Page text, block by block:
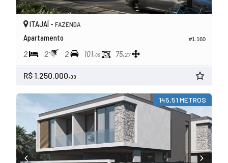
#1.160
ITAJAÍ - FAZENDA
Apartamento
2 2 2 101,00 75,27
R$ 1.250.000,00
145,51 METROS